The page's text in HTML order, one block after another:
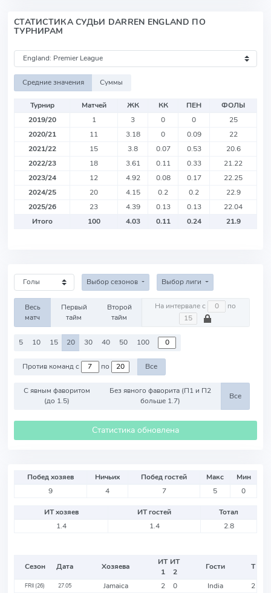
СТАТИСТИКА СУДЬИ DARREN ENGLAND ПО
ТУРНИРАМ
Средние значения Суммы
Турнир Матчей ЖК КК ПЕН
ФОЛЫ
2019/20
1 3 0 0
25
2020/21
11 3.18 0 0.09
22
2021/22
15 3.8 0.07 0.53
20.6
2022/23
18 3.61 0.11 0.33
21.22
2023/24
12 4.92 0.08 0.17
22.25
2024/25
20 4.15 0.2 0.2
22.9
2025/26
23 4.39 0.13 0.13
22.04
Итого
100 4.03 0.11 0.24 21.9
Выбор сезонов Выбор лиги
Весь
матч
Первый
тайм
Второй
тайм
На интервале с по
5 10 15 20 30 40 50 100
Против команд с по Все
С явным фаворитом
(до 1.5)
Без явного фаворита (П1 и П2
больше 1.7)
Все
Статистика обновлена
Побед хозяев Ничьих Побед гостей Макс
Мин
9
4 7 5 0
ИТ хозяев ИТ гостей
Тотал
1.4
1.4 2.8
Сезон Дата Хозяева
ИТ
1
ИТ
2
Гости Т
FRII (26) 27.05 Jamaica 2 0 India 2